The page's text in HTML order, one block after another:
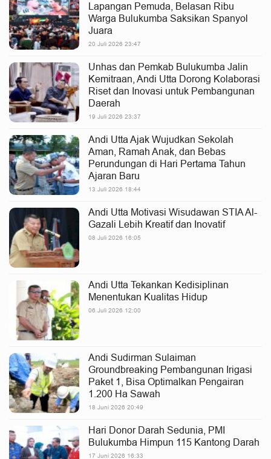
Lapangan Pemuda, Belasan Ribu
Warga Bulukumba Saksikan Spanyol
Juara
20 Juli 2026 23:47
Unhas dan Pemkab Bulukumba Jalin
Kemitraan, Andi Utta Dorong Kolaborasi
Riset dan Inovasi untuk Pembangunan
Daerah
19 Juli 2026 23:37
Andi Utta Ajak Wujudkan Sekolah
Aman, Ramah Anak, dan Bebas
Perundungan di Hari Pertama Tahun
Ajaran Baru
13 Juli 2026 18:44
Andi Utta Motivasi Wisudawan STIA Al-
Gazali Lebih Kreatif dan Inovatif
08 Juli 2026 16:05
Andi Utta Tekankan Kedisiplinan
Menentukan Kualitas Hidup
06 Juli 2026 12:00
Andi Sudirman Sulaiman
Groundbreaking Pembangunan Irigasi
Paket 1, Bisa Optimalkan Pengairan
1.200 Ha Sawah
18 Juni 2026 20:49
Hari Donor Darah Sedunia, PMI
Bulukumba Himpun 115 Kantong Darah
17 Juni 2026 16:33